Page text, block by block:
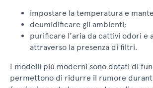
impostare la temperatura e
deumidificare gli ambienti;
purificare l’aria da cattivi odori e
attraverso la presenza di filtri.
I modelli più moderni sono dotati di
permettono di ridurre il rumore